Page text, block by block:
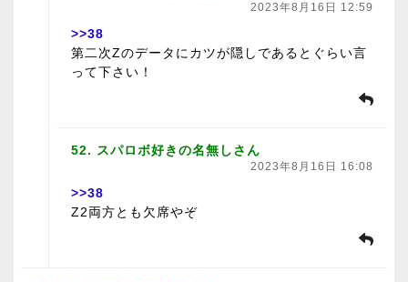
2023年8月16日 12:59
>>38
第二次Zのデータにカツが隠しであるとぐらい言
って下さい！
52. スパロボ好きの名無しさん
2023年8月16日 16:08
>>38
Z2両方とも欠席やぞ